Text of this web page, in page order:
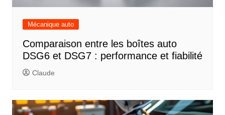
Mécanique auto
Comparaison entre les boîtes auto
DSG6 et DSG7 : performance et fiabilité
Claude